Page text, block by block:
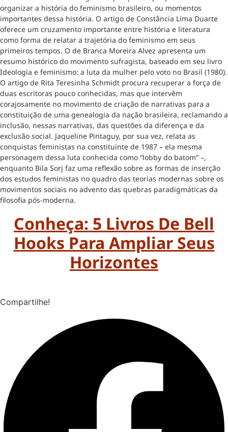
organizar a história do feminismo brasileiro, ou momentos
importantes dessa história. O artigo de Constância Lima Duarte
oferece um cruzamento importante entre história e literatura
como forma de relatar a trajetória do feminismo em seus
primeiros tempos. O de Branca Moreira Alvez apresenta um
resumo histórico do movimento sufragista, baseado em seu livro
Ideologia e feminismo: a luta da mulher pelo voto no Brasil (1980).
O artigo de Rita Teresinha Schmidt procura recuperar a força de
duas escritoras pouco conhecidas, mas que intervêm
corajosamente no movimento de criação de narrativas para a
constituição de uma genealogia da nação brasileira, reclamando a
inclusão, nessas narrativas, das questões da diferença e da
exclusão social. Jaqueline Pintaguy, por sua vez, relata as
conquistas feministas na constituinte de 1987 – ela mesma
personagem dessa luta conhecida como “lobby do batom” –,
enquanto Bila Sorj faz uma reflexão sobre as formas de inserção
dos estudos feministas no quadro das teorias modernas sobre os
movimentos sociais no advento das quebras paradigmáticas da
filosofia pós-moderna.
Conheça: 5 Livros De Bell
Hooks Para Ampliar Seus
Horizontes
Compartilhe!